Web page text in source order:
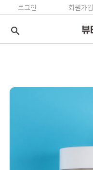
로그인 회원가입
search